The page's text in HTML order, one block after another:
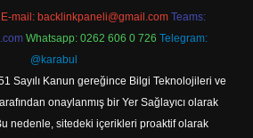
E-mail: backlinkpaneli@gmail.com Teams:
Whatsapp: 0262 606 0 726 Telegram:
@karabul
Sayılı Kanun gereğince Bilgi Teknolojileri ve
onaylanmış bir Yer Sağlayıcı olarak
nedenle, sitedeki içerikleri proaktif olarak